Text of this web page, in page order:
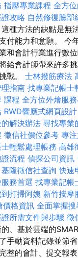
指壓專業課程 全方
攻略 自然修復臉部
這種方法的缺點是無
付能力和意願。 今
和會計行業進行數
給會計師帶來許多
戰。 士林撥筋療法
指南 找專業記帳士
課程 全方位外燴服
RWD響應式網頁設計
解決辦法 尋找專業
徵信社價位參考 專
輕鬆處理帳務 高雄
流程 偵探公司資訊
基隆徵信社查詢 快速
務首選 找專業記帳
打掃阿姨 新竹按摩
格資訊 全面掌握
所需文件與步驟 徵
、基於雲端的
手動資料記錄並節
整的會計、提交報